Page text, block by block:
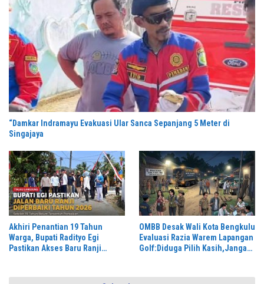
“Damkar Indramayu Evakuasi Ular Sanca Sepanjang 5 Meter di
Singajaya
Akhiri Penantian 19 Tahun
Warga, Bupati Radityo Egi
Pastikan Akses Baru Ranji
OMBB Desak Wali Kota Bengkulu
Evaluasi Razia Warem Lapangan
Golf:Diduga Pilih Kasih,Jangan